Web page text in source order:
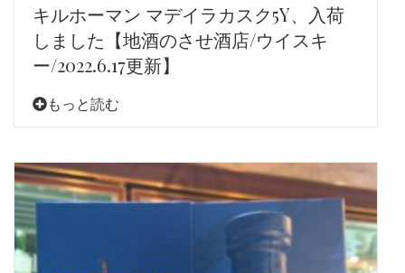
キルホーマン マデイラカスク5Y、入荷
しました【地酒のさせ酒店/ウイスキ
ー/2022.6.17更新】
もっと読む